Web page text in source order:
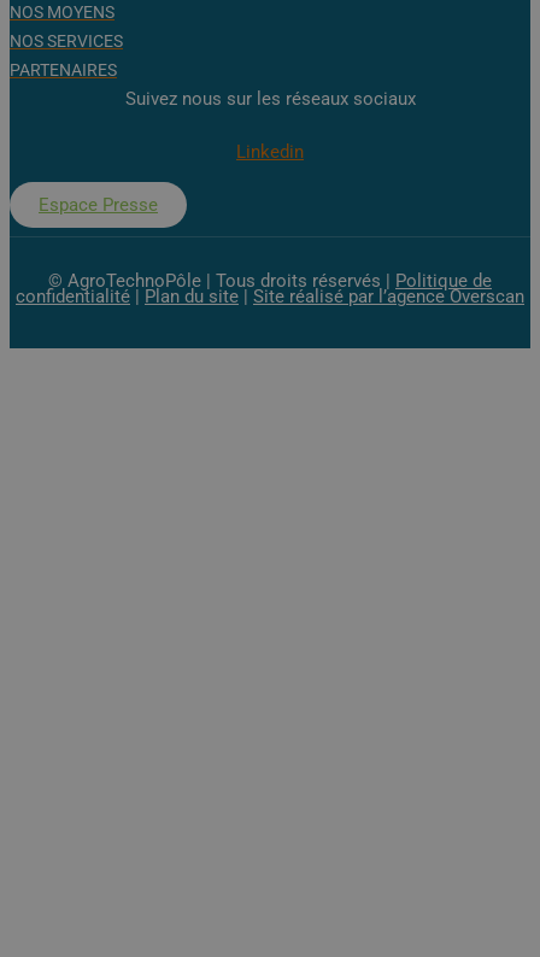
NOS MOYENS
NOS SERVICES
PARTENAIRES
Suivez nous sur les réseaux sociaux
Linkedin
Espace Presse
© AgroTechnoPôle | Tous droits réservés | Politique de
confidentialité | Plan du site | Site réalisé par l’agence Overscan